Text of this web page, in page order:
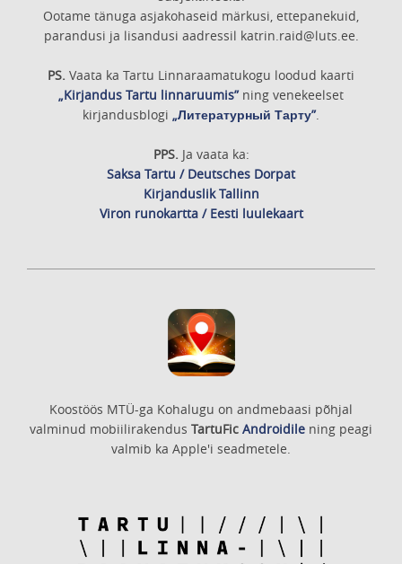
Ootame tänuga asjakohaseid märkusi, ettepanekuid,
parandusi ja lisandusi aadressil katrin.raid@luts.ee.
PS. Vaata ka Tartu Linnaraamatukogu loodud kaarti
„Kirjandus Tartu linnaruumis”ning venekeelset
kirjandusblogi „Литературный Тарту”.
PPS. Ja vaata ka:
Saksa Tartu / Deutsches Dorpat
Kirjanduslik Tallinn
Viron runokartta / Eesti luulekaart
Koostöös MTÜ-ga Kohalugu on andmebaasi põhjal
valminud mobiilirakendus TartuFic Androidile ning peagi
valmib ka Apple'i seadmetele.